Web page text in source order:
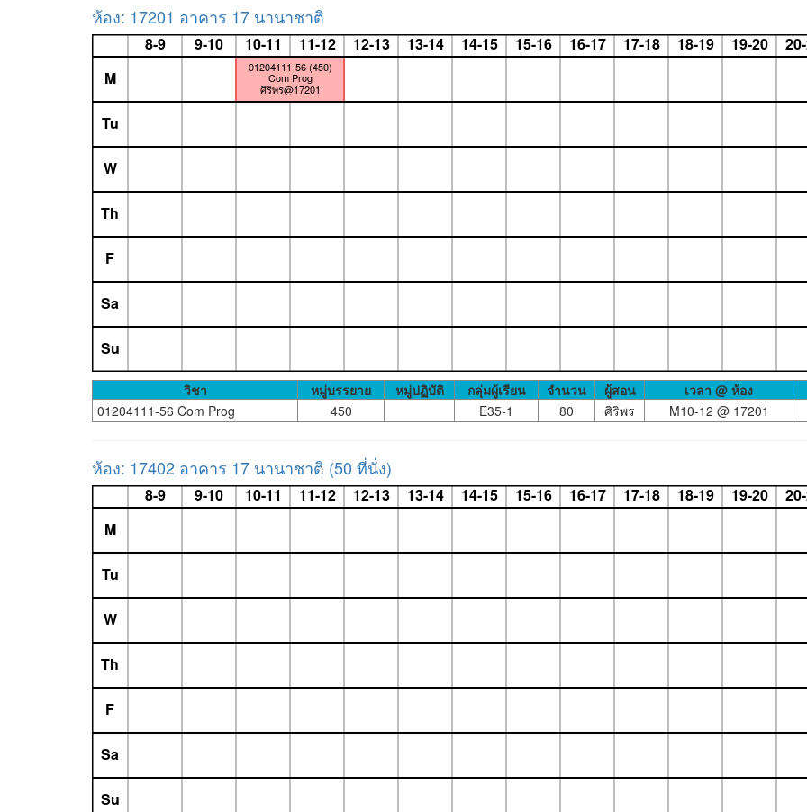
ห้อง: 17201 อาคาร 17 นานาชาติ
8-9 9-10 10-11 11-12 12-13 13-14 14-15 15-16 16-17 17-18 18-19 19-20
01204111-56 (450)
Com Prog
ศิริพร@17201
M
Tu
W
Th
F
Sa
Su
วิชา หมู่บรรยาย หมู่ปฏิบัติ กลุ่มผู้เรียน จำนวน ผู้สอน
เวลา @ ห้อง
01204111-56 Com Prog
450 E35-1 80 ศิริพร M10-12 @ 17201
ห้อง: 17402 อาคาร 17 นานาชาติ (50 ที่นั่ง)
8-9 9-10 10-11 11-12 12-13 13-14 14-15 15-16 16-17 17-18 18-19 19-20
M
Tu
W
Th
F
Sa
Su